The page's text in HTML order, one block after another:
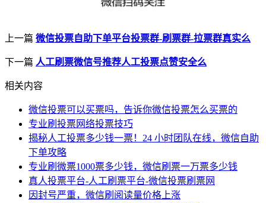
上一篇 微信投票自助下单平台投票群-刷票群-拉票群真实么
下一篇 人工刷票微信号推荐人工投票点赞安全么
相关内容
微信投票可以买票吗，告诉你微信投票怎么买票的
专业刷投票网络投票技巧
揭秘人工投票多少钱一票！24 小时团队在线，微信自助
下单攻略
专业刷微票1000票多少钱，微信刷票一万票多少钱
真人投票平台-人工刷票平台-微信投票刷票网
因封号严重，微信刷阅读量价格上涨